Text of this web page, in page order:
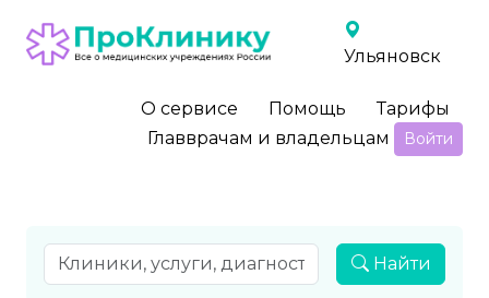
Ульяновск
О сервисе Помощь
Тарифы
Главврачам и владельцам
Войти
Найти